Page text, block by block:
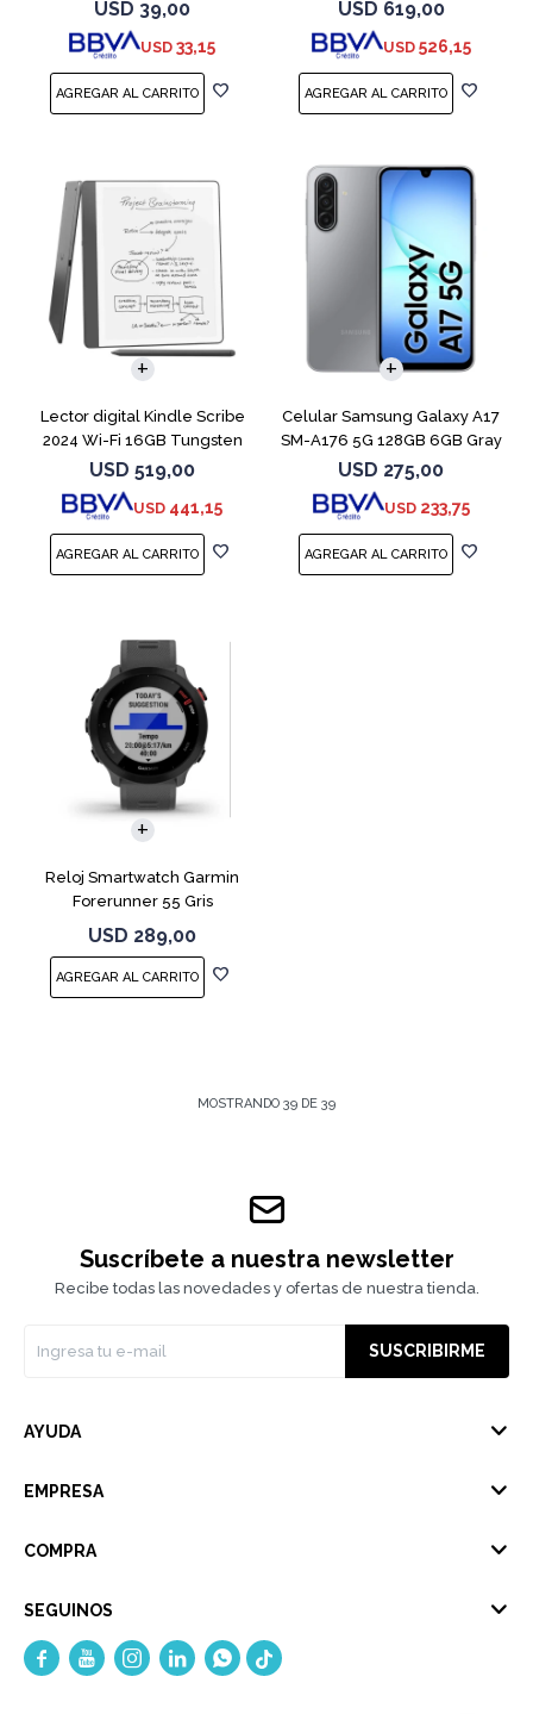
USD 39,00
USD 33,15
USD 619,00
USD 526,15
Lector digital Kindle Scribe
2024 Wi-Fi 16GB Tungsten
USD 519,00
USD 441,15
Celular Samsung Galaxy A17
SM-A176 5G 128GB 6GB Gray
USD 275,00
USD 233,75
COMPARAR
Reloj Smartwatch Garmin
Forerunner 55 Gris
USD 289,00
MOSTRANDO 39 DE 39
Suscríbete a nuestra newsletter
Recibe todas las novedades y ofertas de nuestra tienda.
SUSCRIBIRME
AYUDA
EMPRESA
COMPRA
SEGUINOS
    